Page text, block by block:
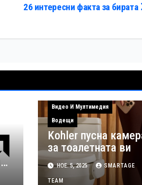
26 интересни факта за бирата
Видео И Мултимедия
Водещи
Kohler пусна
за тоалетната ви
НОЕ. 5, 2025 SMARTAGE
TEAM